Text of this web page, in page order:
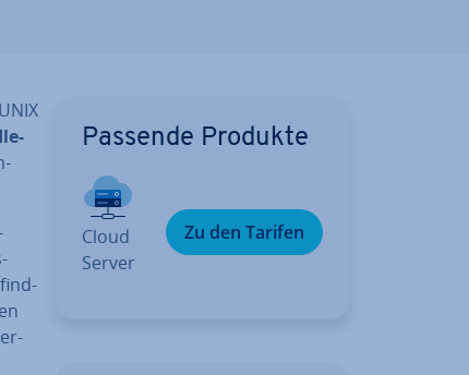
Passende Produkte
Cloud
Server
Zu den Tarifen